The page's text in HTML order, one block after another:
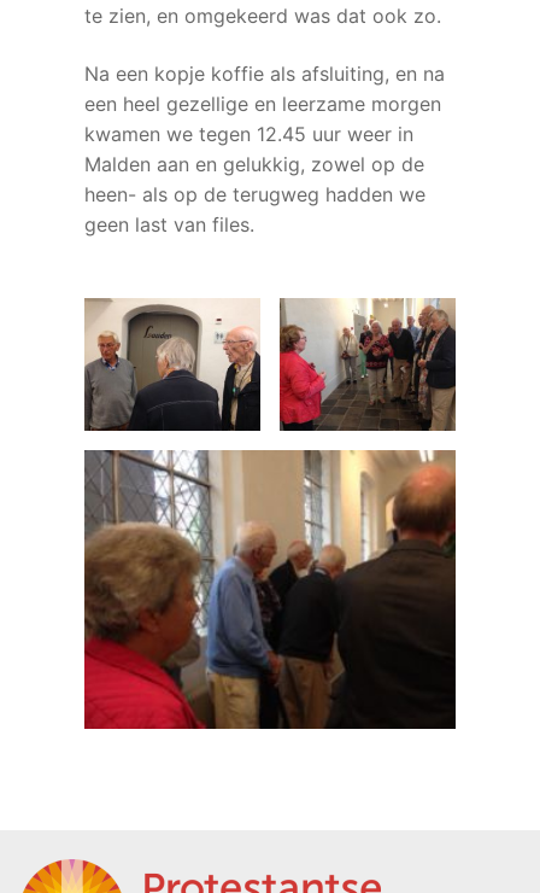
te zien, en omgekeerd was dat ook zo.
Na een kopje koffie als afsluiting, en na
een heel gezellige en leerzame morgen
kwamen we tegen 12.45 uur weer in
Malden aan en gelukkig, zowel op de
heen- als op de terugweg hadden we
geen last van files.